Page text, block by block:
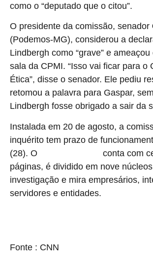
como o “deputado que o citou”.
O presidente da comissão, senador
(Podemos-MG), considerou a
Lindbergh como “grave” e
sala da CPMI. “Isso vai ficar para o
Ética”, disse o senador. Ele pediu
retomou a palavra para Gaspar,
Lindbergh fosse obrigado a sair da
Instalada em 20 de agosto, a
inquérito tem prazo de
(28). O
conta com
páginas, é dividido em nove
investigação e mira empresários,
servidores e entidades.
Fonte : CNN